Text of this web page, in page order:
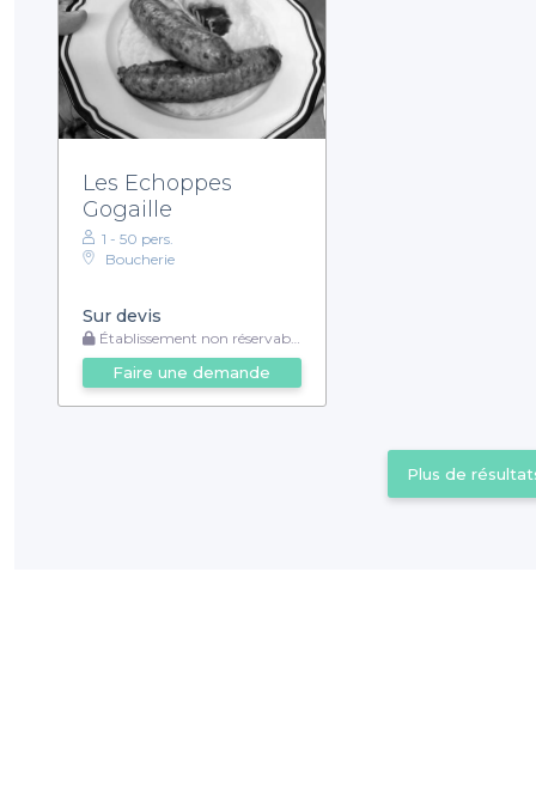
Les Echoppes
Gogaille
1 - 50 pers.
Boucherie
Sur devis
Établissement non réservable
Faire une demande
Plus de